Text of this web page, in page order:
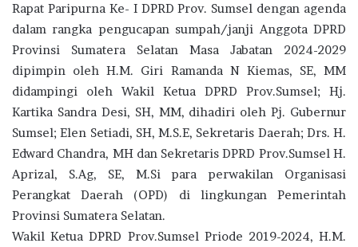
Rapat Paripurna Ke- I DPRD Prov. Sumsel dengan agenda
dalam rangka pengucapan sumpah/janji Anggota DPRD
Provinsi Sumatera Selatan Masa Jabatan 2024-2029
dipimpin oleh H.M. Giri Ramanda N Kiemas, SE, MM
didampingi oleh Wakil Ketua DPRD Prov.Sumsel; Hj.
Kartika Sandra Desi, SH, MM, dihadiri oleh Pj. Gubernur
Sumsel; Elen Setiadi, SH, M.S.E, Sekretaris Daerah; Drs. H.
Edward Chandra, MH dan Sekretaris DPRD Prov.Sumsel H.
Aprizal, S.Ag, SE, M.Si para perwakilan Organisasi
Perangkat Daerah (OPD) di lingkungan Pemerintah
Provinsi Sumatera Selatan.
Wakil Ketua DPRD Prov.Sumsel Priode 2019-2024, H.M.